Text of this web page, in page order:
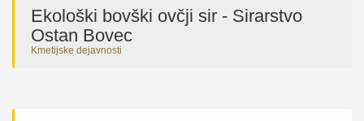
Ekološki bovški ovčji sir - Sirarstvo
Ostan Bovec
Kmetijske dejavnosti